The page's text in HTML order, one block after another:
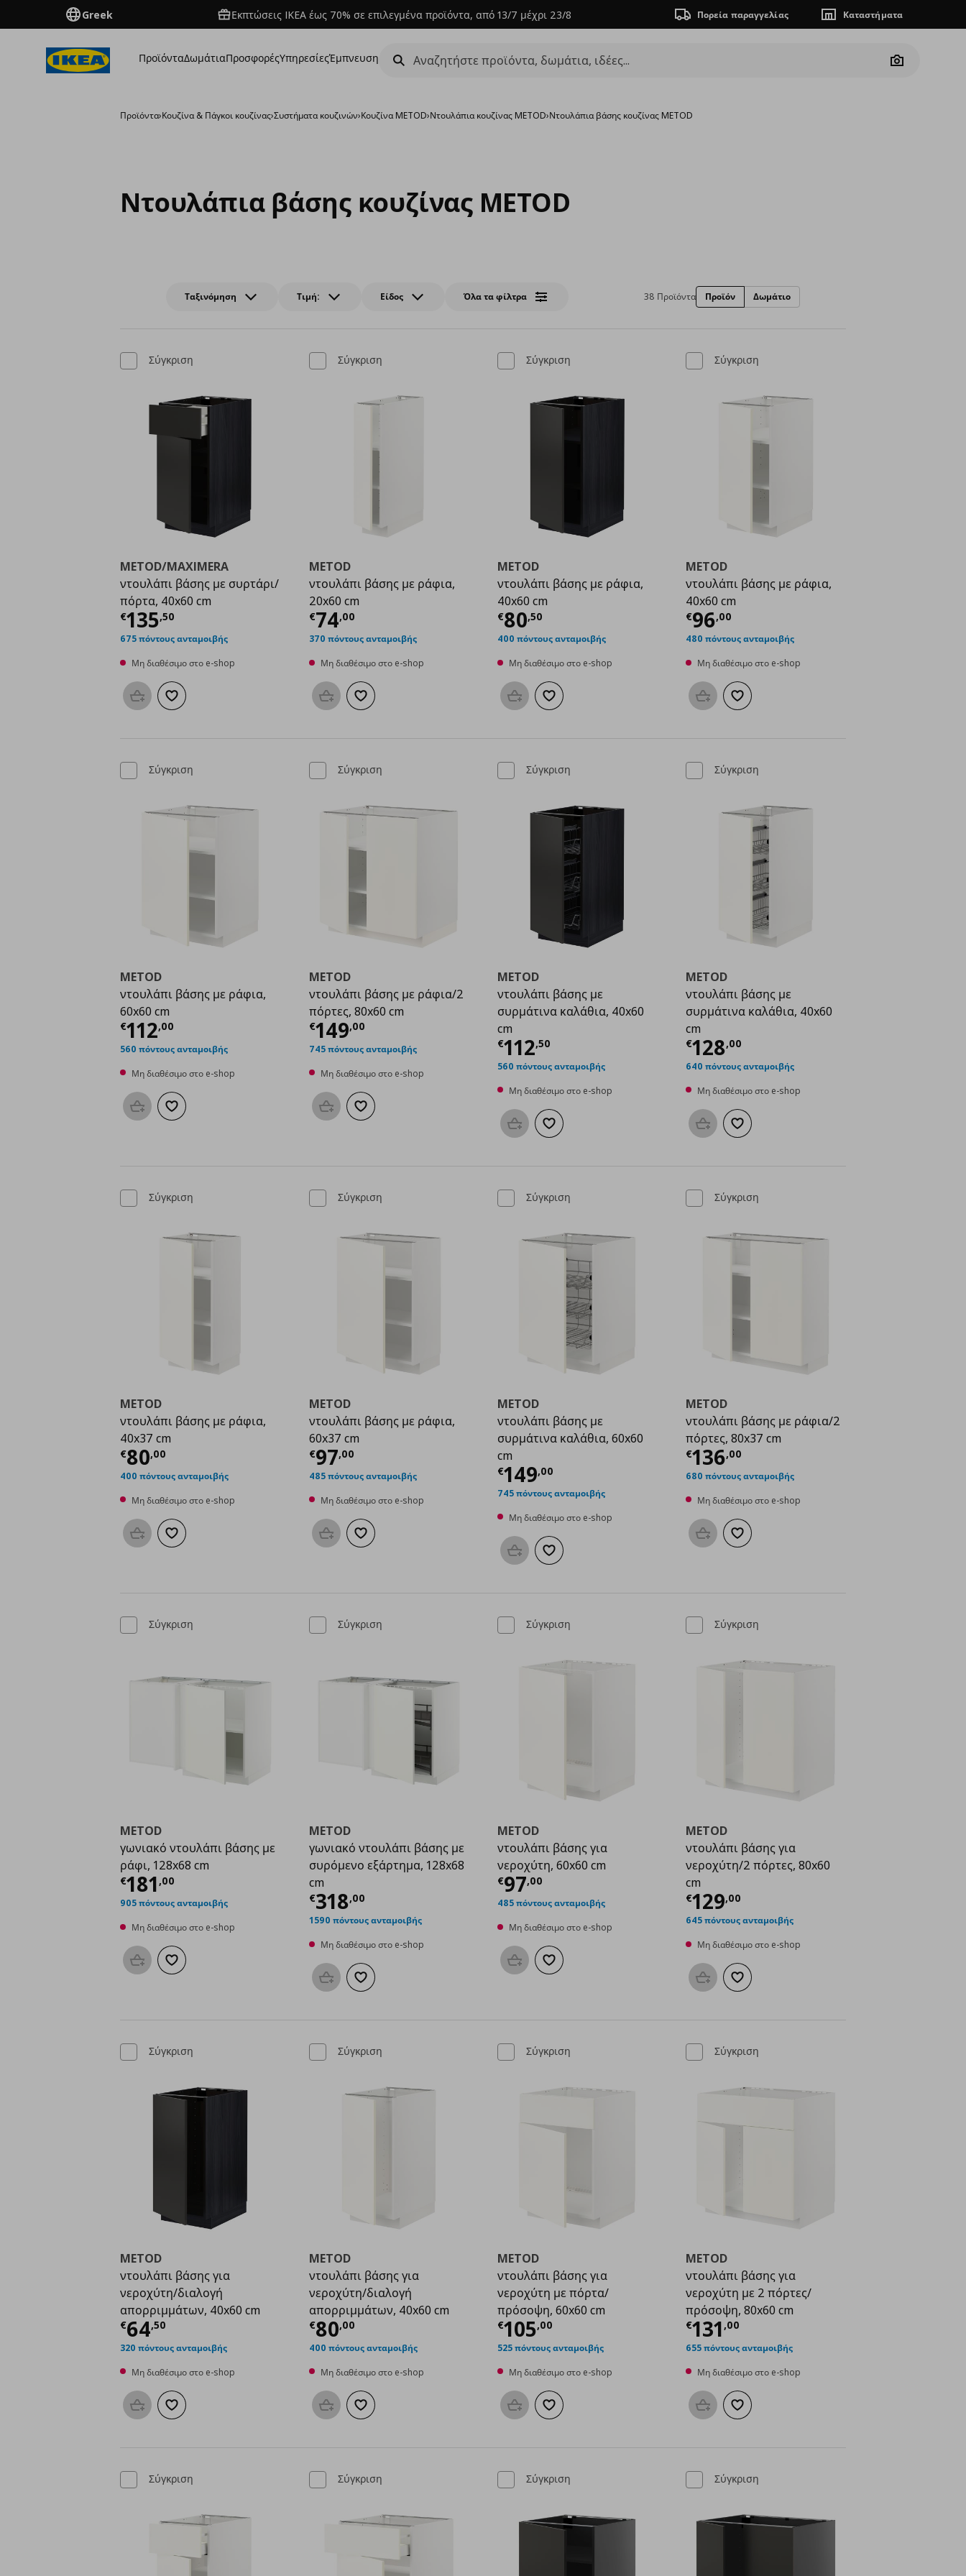
Greek Εκπτώσεις IKEA έως 70% σε επιλεγμένα προϊόντα, από 13/7 μέχρι 23/8 Πορεία παραγγελίας Καταστήματα
ΠροϊόνταΔωμάτιαΠροσφορέςΥπηρεσίεςΈμπνευση
Camera
Προϊόντα›Κουζίνα & Πάγκοι κουζίνας›Συστήματα κουζινών›Κουζίνα METOD›Ντουλάπια κουζίνας METOD›Ντουλάπια βάσης κουζίνας METOD
Ντουλάπια βάσης κουζίνας METOD
Ταξινόμηση Τιμή: Είδος Όλα τα φίλτρα 38 Προϊόντα Προϊόν Δωμάτιο
Σύγκριση
METOD/MAXIMERA
ντουλάπι βάσης με συρτάρι/
πόρτα, 40x60 cm
€135,50
Τρέχουσα τιμή € 135,50
675 πόντους ανταμοιβής
Μη διαθέσιμο στο e-shop
Προσθήκη στο καλάθι
Προσθήκη στα αγαπημένα
Σύγκριση
METOD
ντουλάπι βάσης με ράφια,
20x60 cm
€74,00
Τρέχουσα τιμή € 74,00
370 πόντους ανταμοιβής
Μη διαθέσιμο στο e-shop
Προσθήκη στο καλάθι
Προσθήκη στα αγαπημένα
Σύγκριση
METOD
ντουλάπι βάσης με ράφια,
40x60 cm
€80,50
Τρέχουσα τιμή € 80,50
400 πόντους ανταμοιβής
Μη διαθέσιμο στο e-shop
Προσθήκη στο καλάθι
Προσθήκη στα αγαπημένα
Σύγκριση
METOD
ντουλάπι βάσης με ράφια,
40x60 cm
€96,00
Τρέχουσα τιμή
480 πόντους ανταμοιβής
Μη διαθέσιμο στο e-shop
Προσθήκη στο καλάθι
Προσθήκη στα αγαπημένα
Σύγκριση
METOD
ντουλάπι βάσης με ράφια,
60x60 cm
€112,00
Τρέχουσα τιμή € 112,00
560 πόντους ανταμοιβής
Μη διαθέσιμο στο e-shop
Προσθήκη στο καλάθι
Προσθήκη στα αγαπημένα
Σύγκριση
METOD
ντουλάπι βάσης με ράφια/2
πόρτες, 80x60 cm
€149,00
Τρέχουσα τιμή € 149,00
745 πόντους ανταμοιβής
Μη διαθέσιμο στο e-shop
Προσθήκη στο καλάθι
Προσθήκη στα αγαπημένα
Σύγκριση
METOD
ντουλάπι βάσης με
συρμάτινα καλάθια, 40x60
cm
€112,50
Τρέχουσα τιμή € 112,50
560 πόντους ανταμοιβής
Μη διαθέσιμο στο e-shop
Προσθήκη στο καλάθι
Προσθήκη στα αγαπημένα
Σύγκριση
METOD
ντουλάπι βάσης με
συρμάτινα καλάθια, 40x60
cm
€128,00
Τρέχουσα τιμή
640 πόντους ανταμοιβής
Μη διαθέσιμο στο e-shop
Προσθήκη στο καλάθι
Προσθήκη στα αγαπημένα
Σύγκριση
METOD
ντουλάπι βάσης με ράφια,
40x37 cm
€80,00
Τρέχουσα τιμή € 80,00
400 πόντους ανταμοιβής
Μη διαθέσιμο στο e-shop
Προσθήκη στο καλάθι
Προσθήκη στα αγαπημένα
Σύγκριση
METOD
ντουλάπι βάσης με ράφια,
60x37 cm
€97,00
Τρέχουσα τιμή € 97,00
485 πόντους ανταμοιβής
Μη διαθέσιμο στο e-shop
Προσθήκη στο καλάθι
Προσθήκη στα αγαπημένα
Σύγκριση
METOD
ντουλάπι βάσης με
συρμάτινα καλάθια, 60x60
cm
€149,00
Τρέχουσα τιμή € 149,00
745 πόντους ανταμοιβής
Μη διαθέσιμο στο e-shop
Προσθήκη στο καλάθι
Προσθήκη στα αγαπημένα
Σύγκριση
METOD
ντουλάπι βάσης με ράφια/2
πόρτες, 80x37 cm
€136,00
Τρέχουσα τιμή
680 πόντους ανταμοιβής
Μη διαθέσιμο στο e-shop
Προσθήκη στο καλάθι
Προσθήκη στα αγαπημένα
Σύγκριση
METOD
γωνιακό ντουλάπι βάσης με
ράφι, 128x68 cm
€181,00
Τρέχουσα τιμή € 181,00
905 πόντους ανταμοιβής
Μη διαθέσιμο στο e-shop
Προσθήκη στο καλάθι
Προσθήκη στα αγαπημένα
Σύγκριση
METOD
γωνιακό ντουλάπι βάσης με
συρόμενο εξάρτημα, 128x68
cm
€318,00
Τρέχουσα τιμή € 318,00
1590 πόντους ανταμοιβής
Μη διαθέσιμο στο e-shop
Προσθήκη στο καλάθι
Προσθήκη στα αγαπημένα
Σύγκριση
METOD
ντουλάπι βάσης για
νεροχύτη, 60x60 cm
€97,00
Τρέχουσα τιμή € 97,00
485 πόντους ανταμοιβής
Μη διαθέσιμο στο e-shop
Προσθήκη στο καλάθι
Προσθήκη στα αγαπημένα
Σύγκριση
METOD
ντουλάπι βάσης για
νεροχύτη/2 πόρτες, 80x60
cm
€129,00
Τρέχουσα τιμή
645 πόντους ανταμοιβής
Μη διαθέσιμο στο e-shop
Προσθήκη στο καλάθι
Προσθήκη στα αγαπημένα
Σύγκριση
METOD
ντουλάπι βάσης για
νεροχύτη/διαλογή
απορριμμάτων, 40x60 cm
€64,50
Τρέχουσα τιμή € 64,50
320 πόντους ανταμοιβής
Μη διαθέσιμο στο e-shop
Προσθήκη στο καλάθι
Προσθήκη στα αγαπημένα
Σύγκριση
METOD
ντουλάπι βάσης για
νεροχύτη/διαλογή
απορριμμάτων, 40x60 cm
€80,00
Τρέχουσα τιμή € 80,00
400 πόντους ανταμοιβής
Μη διαθέσιμο στο e-shop
Προσθήκη στο καλάθι
Προσθήκη στα αγαπημένα
Σύγκριση
METOD
ντουλάπι βάσης για
νεροχύτη με πόρτα/
πρόσοψη, 60x60 cm
€105,00
Τρέχουσα τιμή € 105,00
525 πόντους ανταμοιβής
Μη διαθέσιμο στο e-shop
Προσθήκη στο καλάθι
Προσθήκη στα αγαπημένα
Σύγκριση
METOD
ντουλάπι βάσης για
νεροχύτη με 2 πόρτες/
πρόσοψη, 80x60 cm
€131,00
Τρέχουσα τιμή
655 πόντους ανταμοιβής
Μη διαθέσιμο στο e-shop
Προσθήκη στο καλάθι
Προσθήκη στα αγαπημένα
Σύγκριση Σύγκριση Σύγκριση Σύγκριση